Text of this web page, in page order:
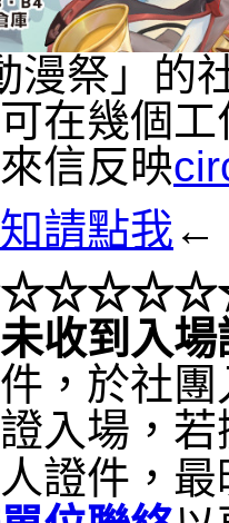
漫祭」的
在幾個
信反映
請點我 ←
☆☆☆
收到入場
，於社
入場，
證件，最